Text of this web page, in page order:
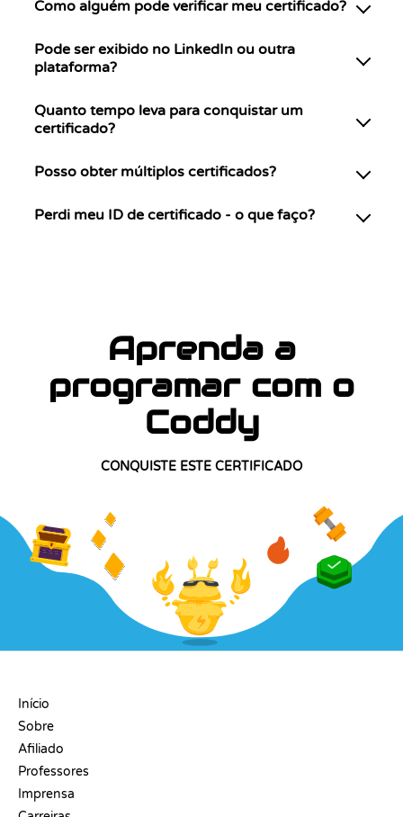
Como alguém pode verificar meu certificado?
Pode ser exibido no LinkedIn ou outra
plataforma?
Quanto tempo leva para conquistar um
certificado?
Posso obter múltiplos certificados?
Perdi meu ID de certificado - o que faço?
Aprenda a
programar com o
Coddy
CONQUISTE ESTE CERTIFICADO
Início
Sobre
Afiliado
Professores
Imprensa